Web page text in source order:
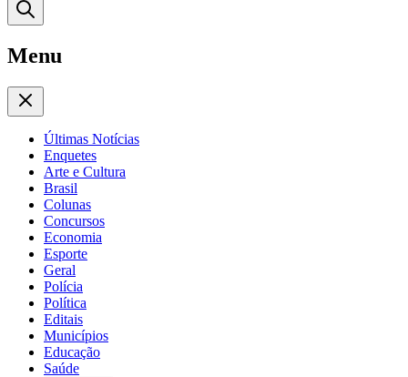
Menu
Últimas Notícias
Enquetes
Arte e Cultura
Brasil
Colunas
Concursos
Economia
Esporte
Geral
Polícia
Política
Editais
Municípios
Educação
Saúde